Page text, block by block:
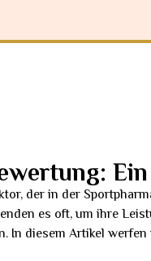
der in der
es oft, um ihre
In diesem Artikel